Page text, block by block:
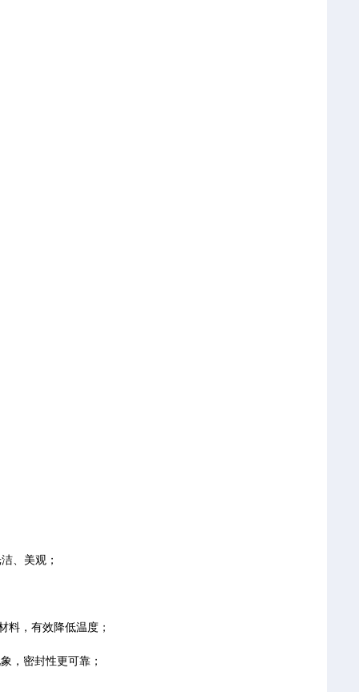
、美观；
，有效降低温度；
，密封性更可靠；